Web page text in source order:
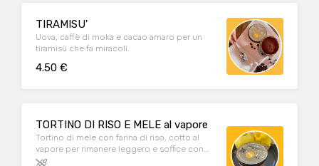
TIRAMISU'
Uova, caffè di moka e cacao amaro per un
tiramisù che fa miracoli.
4.50 €
TORTINO DI RISO E MELE al vapore
Tortino di mele con farina di riso, cotto al
vapore per rimanere leggero e soffice con
profumi di cannella e scorzetta d'arancia.